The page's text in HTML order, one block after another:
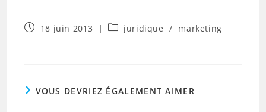
Publication
18 juin 2013
Postjuridique / marketing
VOUS DEVRIEZ ÉGALEMENT AIMER